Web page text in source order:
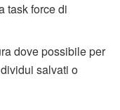
task force di
dove possibile per
salvati o